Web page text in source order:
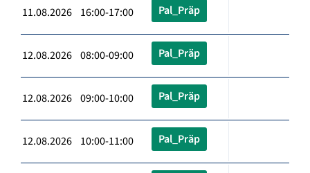
11.08.2026 16:00-17:00 Pal_Präp
12.08.2026 08:00-09:00 Pal_Präp
12.08.2026 09:00-10:00 Pal_Präp
12.08.2026 10:00-11:00 Pal_Präp